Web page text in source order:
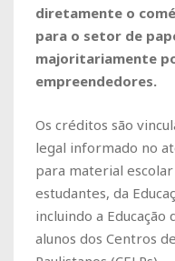
diretamente o
para o setor de
majoritariamente
empreendedores.
Os créditos são
legal informado no
para material
estudantes, da
incluindo a Educação
alunos dos Centros